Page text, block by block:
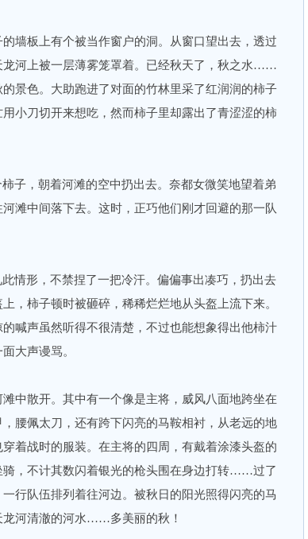
板上有个被当作窗户的洞。从窗口望出去，透过
龙河上被一层薄雾笼罩着。已经秋天了，秋之水……
景色。大助跑进了对面的竹林里采了红润润的柿子
小刀切开来想吃，然而柿子里却露出了青涩涩的柿
，朝着河滩的空中扔出去。奈都女微笑地望着弟
滩中间落下去。这时，正巧他们刚才回避的那一队
形，不禁捏了一把冷汗。偏偏事出凑巧，扔出去
，柿子顿时被砸碎，稀稀烂烂地从头盔上流下来。
喊声虽然听得不很清楚，不过也能想象得出他柿汁
大声谩骂。
散开。其中有一个像是主将，威风八面地跨坐在
腰佩太刀，还有跨下闪亮的马鞍相衬，从老远的地
着战时的服装。在主将的四周，有戴着涂漆头盔的
，不计其数闪着银光的枪头围在身边打转……过了
行队伍排列着往河边。被秋日的阳光照得闪亮的马
龙河清澈的河水……多美丽的秋！